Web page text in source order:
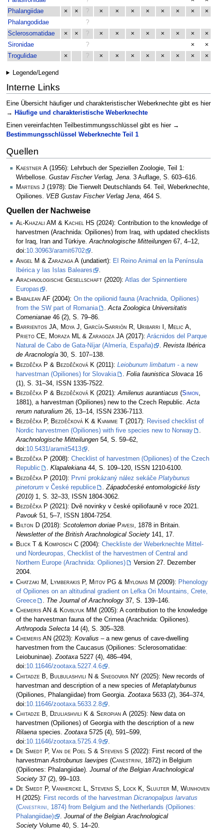
Phalangiidae
× × ? × × × × × × × ×
Phalangodidae
?
Sclerosomatidae
× × ? × × × × × × × ×
Sironidae
? ×
×
Trogulidae
× ? × × × × × × × ×
Legende/Legend
Interne Links
Eine Übersicht häufiger und charakteristischer Weberknechte gibt es hier
→ Häufige und charakteristische Weberknechte
Einen vereinfachten Teilbestimmungsschlüssel gibt es hier →
Bestimmungsschlüssel Weberknechte Teil 1
Quellen
Kaestner A (1956): Lehrbuch der Speziellen Zoologie, Teil 1:
Wirbellose. Gustav Fischer Verlag, Jena. 3 Auflage, S. 603–616.
Martens J (1978): Die Tierwelt Deutschlands 64. Teil, Weberknechte,
Opiliones. VEB Gustav Fischer Verlag Jena, 464 S.
Quellen der Nachweise
Al-Khazali AM & Kachel HS (2024): Contribution to the knowledge of
harvestmen (Arachnida: Opiliones) from Iraq, with updated checklists
for Iraq, Iran and Türkiye.Arachnologische Mitteilungen 67, 4–12,
doi:10.30963/aramit6702
.
Angel M & Zarazaga A (undatiert): El Reino Animal en la Península
Ibérica y las Islas Baleares
Arachnologische Gesellschaft (2020): Atlas der Spinnentiere
Europas
.
Babalean AF (2004): On the opilionid fauna (Arachnida, Opiliones)
from the SW part of Romania
.Acta Zoologica Universitatis
Comenianae 46 (2), S. 79–86.
Barrientos JA, Moya J, García-Sarrión R, Uribarri I, Melic A,
Prieto CE, Moraza ML & Zaragoza JA (2017): Arácnidos del Parque
Natural de Cabo de Gata-Níjar (Almería, España)
. Revista Ibérica
de Aracnología 30, S. 107–138.
Bezdĕčka P & Bezdĕčková K (2011): Leiobunum limbatum - a new
harvestman (Opiliones) for Slovakia
Folia faunistica Slovaca 16
(1), S. 31–34, ISSN 1335-7522.
Bezděčka P & Bezděčková K (2021):Amilenus aurantiacus (Simon,
1881), a harvestman (Opiliones) new to the Czech Republic.Acta
rerum naturalium 26, 13–14, ISSN 2336-7113.
Bezděčka P, Bezděčková K & Kvamme T
(2017): Revised checklist of
Nordic harvestmen (Opiliones) with five species new to Norway
.
Arachnologische Mitteilungen 54, S. 59–62,
doi:10.5431/aramit5413
.
Bezděčka P (2008): Checklist of harvestmen (Opiliones) of the Czech
Republic
. Klapalekiana 44, S. 109–120, ISSN 1210-6100.
Bezděčka P (2010): První prokázaný nález sekáče Platybunus
pinetorum v České republice
Západočeské entomologické listy
(2010) 1, S. 32–33, ISSN 1804-3062.
Bezděčka P (2021): Dvě novinky v české opiliofauně v roce 2021.
Pavouk 51, 5–7, ISSN 1804-7254.
Bilton D (2018): Scotolemon doriae Pavesi, 1878 in Britain.
Newsletter of the British Arachnological Society 141, 17.
Blick T & Komposch C (2004): Checkliste der Weberknechte Mittel-
und Nordeuropas, Checklist of the harvestmen of Central and
Northern Europe (Arachnida: Opiliones)
Version 27. Dezember
2004.
Chatzaki M, Lymberakis P, Mitov PG & Mylonas M (2009): Phenology
of Opiliones on an altitudinal gradient on Lefka Ori Mountains, Crete,
Greece
The Journal of Arachnology 37, S. 139–146.
Chemeris AN & Kovblyuk MM (2005): A contribution to the knowledge
of the harvestman fauna of the Crimea (Arachnida: Opiliones).
Arthropoda Selecta 14 (4), S. 305–328.
Chemeris AN (2023): Kovalius – a new genus of cave-dwelling
harvestmen from the Caucasus (Opiliones: Sclerosomatidae:
Leiobuninae).Zootaxa 5227 (4), 486–494,
doi:10.11646/zootaxa.5227.4.6
.
Chitadze B, Bulbulashvili N & Snegovaya NY (2025): New records of
harvestman and description of a new species of Metaplatybunus
(Opiliones, Phalangiidae) from Georgia. Zootaxa 5633 (2), 364–374,
doi:10.11646/zootaxa.5633.2.8
Chitadze B, Dzuliashvili K & Seropian A (2025): New data on
harvestmen (Opiliones) of Georgia with the description of a new
Rilaena species.Zootaxa 5725 (4), 591–599,
doi:10.11646/zootaxa.5725.4.9
.
De Smedt P, Van de Poel S & Stevens S (2022): First record of the
harvestmanAstrobunus laevipes (Canestrini, 1872) in Belgium
(Opiliones: Phalangiidae). Journal of the Belgian Arachnological
Society 37 (2), 99–103.
De Smedt P, Vanhercke L, Stevens S, Lock K, Sluijter M, Wijnhoven
H (2025): First records of the harvestman Dicranopalpus larvatus
(Canestrini, 1874) from Belgium and the Netherlands (Opiliones:
Phalangiidae)
. Journal of the Belgian Arachnological
Society Volume 40, S. 14–20.